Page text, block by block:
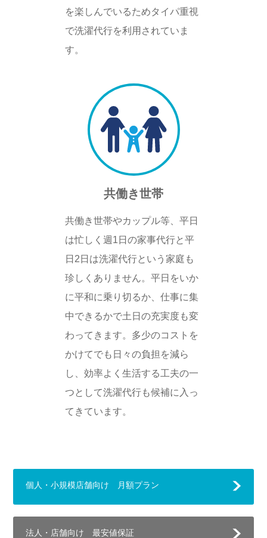
を楽しんでいるためタイパ重視
で洗濯代行を利用されていま
す。
共働き世帯
共働き世帯やカップル等、平日
は忙しく週1日の家事代行と平
日2日は洗濯代行という家庭も
珍しくありません。平日をいか
に平和に乗り切るか、仕事に集
中できるかで土日の充実度も変
わってきます。多少のコストを
かけてでも日々の負担を減ら
し、効率よく生活する工夫の一
つとして洗濯代行も候補に入っ
てきています。
個人・小規模店舗向け 月額プラン
法人・店舗向け 最安値保証